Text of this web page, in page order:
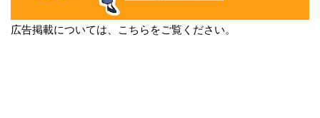
広告掲載については、こちらをご覧ください。